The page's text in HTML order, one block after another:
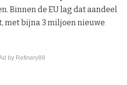
Binnen de EU lag dat aandeel
met bijna 3 miljoen nieuwe
by Refinery89